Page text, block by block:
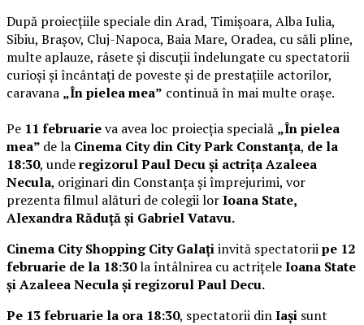
După proiecțiile speciale din Arad, Timișoara, Alba Iulia,
Sibiu, Brașov, Cluj-Napoca, Baia Mare, Oradea, cu săli pline,
multe aplauze, râsete și discuții îndelungate cu spectatorii
curioși și încântați de poveste și de prestațiile actorilor,
caravana „În pielea mea” continuă în mai multe orașe.
Pe 11 februarieva avea loc proiecția specială „În pielea
mea” de la Cinema City din City Park Constanța, de la
18:30, underegizorul Paul Decu și actrița Azaleea
Necula, originari din Constanța și împrejurimi, vor
prezenta filmul alături de colegii lorIoana State,
Alexandra Răduță și Gabriel Vatavu.
Cinema City Shopping City Galațiinvită spectatoriipe 12
februarie de la 18:30la întâlnirea cu actrițeleIoana State
și Azaleea Necula și regizorul Paul Decu.
Pe 13 februarie la ora 18:30, spectatorii dinIași sunt